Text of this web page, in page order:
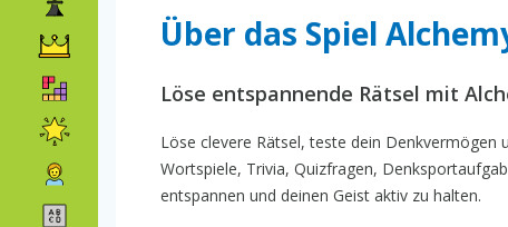
Über das Spiel
Löse entspannende Rätsel mit
Löse clevere Rätsel, teste dein Denkvermögen
Wortspiele, Trivia, Quizfragen,
entspannen und deinen Geist aktiv zu halten.